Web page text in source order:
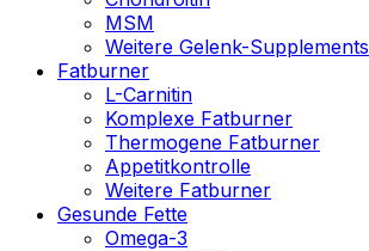
MSM
Weitere Gelenk-Supplements
Fatburner
L-Carnitin
Komplexe Fatburner
Thermogene Fatburner
Appetitkontrolle
Weitere Fatburner
Gesunde Fette
Omega-3